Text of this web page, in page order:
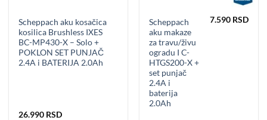
Scheppach aku kosačica
kosilica Brushless IXES
BC-MP430-X – Solo +
POKLON SET PUNJAČ
2.4A i BATERIJA 2.0Ah
26.990 RSD
Dodaj u
Scheppach
aku makaze
za travu/živu
ogradu I C-
HTGS200-X +
set punjač
2.4A i
baterija
2.0Ah
7.590 RSD